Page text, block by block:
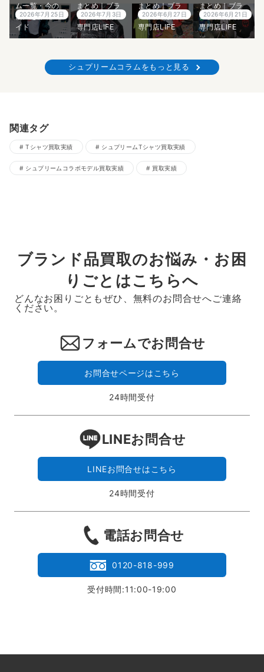
ム一覧・今の
価値を徹底ガ
イド
2026年7月25日
まとめ｜ブラ
ンド古着買取
専門店LIFE
2026年7月3日
まとめ｜ブラ
ンド古着買取
専門店LIFE
2026年6月27日
まとめ｜ブラ
ンド古着買取
専門店LIFE
2026年6月21日
シュプリームコラムをもっと見る
関連タグ
Tシャツ買取実績 シュプリームTシャツ買取実績
シュプリームコラボモデル買取実績 買取実績
ブランド品買取のお悩み・お困
りごとはこちらへ
どんなお困りごともぜひ、無料のお問合せへご連絡
ください。
フォームでお問合せ
お問合せページはこちら
24時間受付
LINEお問合せ
LINEお問合せはこちら
24時間受付
電話お問合せ
0120-818-999
受付時間:11:00-19:00